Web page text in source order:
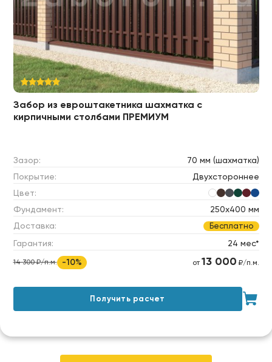
Забор из евроштакетника шахматка с
кирпичными столбами ПРЕМИУМ
Зазор:
70 мм (шахматка)
Покрытие:
Двухстороннее
Цвет:
Фундамент:
250х400 мм
Доставка:
Бесплатно
Гарантия: 24 мес*
14 300 ₽/п.м. -10% от 13 000 ₽/п.м.
Получить расчет